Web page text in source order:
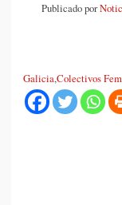
Publicado por
Galicia,Colectivos